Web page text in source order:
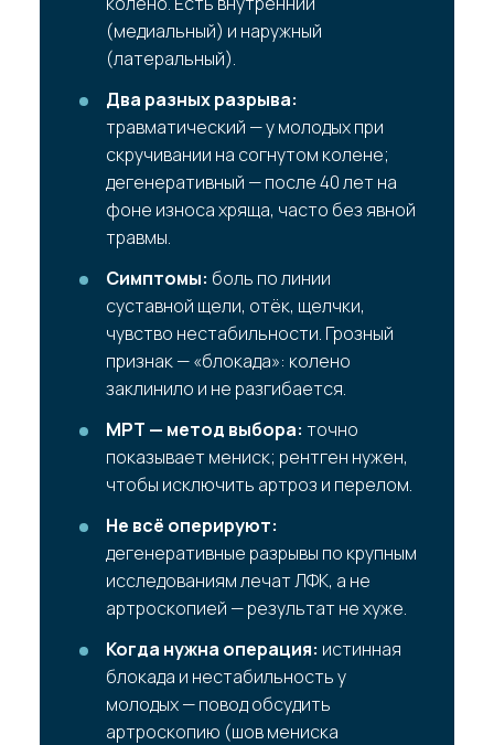
(медиальный) и наружный
(латеральный).
Два разных разрыва:
травматический — у молодых при
скручивании на согнутом колене;
дегенеративный — после 40 лет на
фоне износа хряща, часто без явной
травмы.
Симптомы: боль по линии
суставной щели, отёк, щелчки,
чувство нестабильности. Грозный
признак — «блокада»: колено
заклинило и не разгибается.
МРТ — метод выбора: точно
показывает мениск; рентген нужен,
чтобы исключить артроз и перелом.
Не всё оперируют:
дегенеративные разрывы по крупным
исследованиям лечат ЛФК, а не
артроскопией — результат не хуже.
Когда нужна операция: истинная
блокада и нестабильность у
молодых — повод обсудить
артроскопию (шов мениска